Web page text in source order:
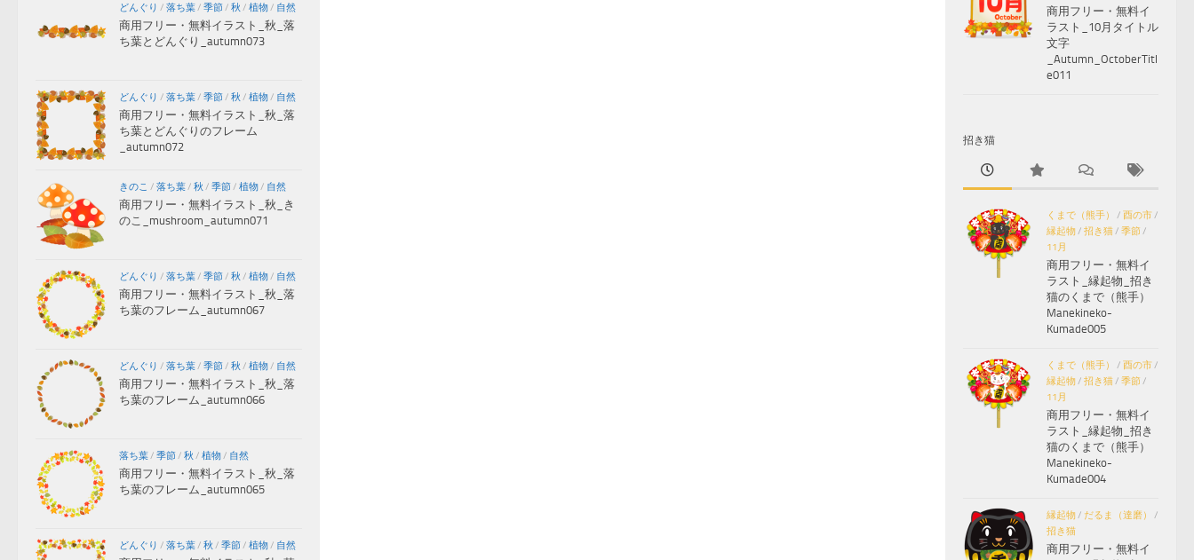
どんぐり / 落ち葉/ 季節/ 秋 / 植物/ 自然
商用フリー・無料イラスト_秋_落
ち葉とどんぐり_autumn073
どんぐり / 落ち葉/ 季節/ 秋 / 植物/ 自然
商用フリー・無料イラスト_秋_落
ち葉とどんぐりのフレーム
_autumn072
きのこ / 落ち葉/ 秋 / 季節/ 植物/ 自然
商用フリー・無料イラスト_秋_き
のこ_mushroom_autumn071
どんぐり / 落ち葉/ 季節/ 秋 / 植物/ 自然
商用フリー・無料イラスト_秋_落
ち葉のフレーム_autumn067
どんぐり / 落ち葉/ 季節/ 秋 / 植物/ 自然
商用フリー・無料イラスト_秋_落
ち葉のフレーム_autumn066
落ち葉/ 季節/ 秋 / 植物/ 自然
商用フリー・無料イラスト_秋_落
ち葉のフレーム_autumn065
どんぐり / 落ち葉/ 秋 / 季節/ 植物/ 自然
商用フリー・無料イ
ラスト_10月タイトル
文字
_Autumn_OctoberTitl
e011
招き猫
くまで（熊手） / 酉の市/
縁起物/ 招き猫/ 季節/
11月
商用フリー・無料イ
ラスト_縁起物_招き
猫のくまで（熊手）
Manekineko-
Kumade005
くまで（熊手） / 酉の市/
縁起物/ 招き猫/ 季節/
11月
商用フリー・無料イ
ラスト_縁起物_招き
猫のくまで（熊手）
Manekineko-
Kumade004
縁起物/ だるま（達磨）
/
招き猫
商用フリー・無料イ